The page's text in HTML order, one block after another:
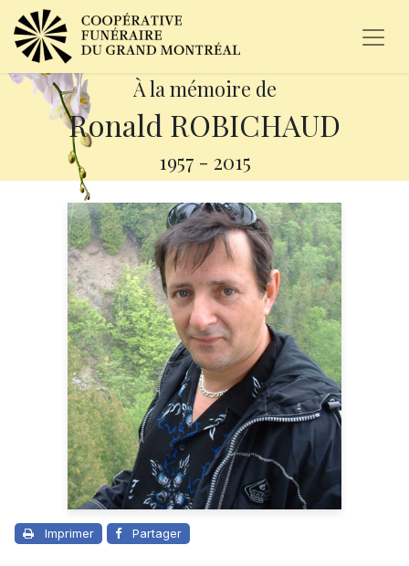
À la mémoire de
Ronald ROBICHAUD
1957 - 2015
Imprimer Partager